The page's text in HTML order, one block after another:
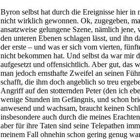
Byron selbst hat durch die Ereignisse hier in
nicht wirklich gewonnen. Ok, zugegeben,
ansatzweise gelungene Szene, nämlich
den unteren Ebenen schlagen lässt, und ihn
der erste – und was er sich vom vierten,
nicht bekommen hat. Und selbst da war mir
aufgesetzt und offensichtlich. Aber gut, das
man jedoch ernsthafte Zweifel an seinen
schafft, die ihm doch angeblich so treu
Angriff auf den stotternden Peter (den ich
wenige Stunden im Gefängnis, und schon
anwesend und wachsam, braucht keinen
insbesondere auch durch die meines
aber für ihre Taten sind seine Telepathen
meinem Fall ohnehin schon gering genug